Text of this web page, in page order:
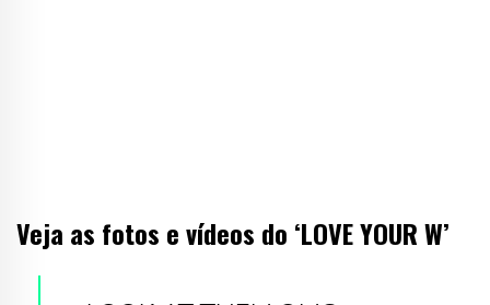
Veja as fotos e vídeos do ‘LOVE YOUR W’